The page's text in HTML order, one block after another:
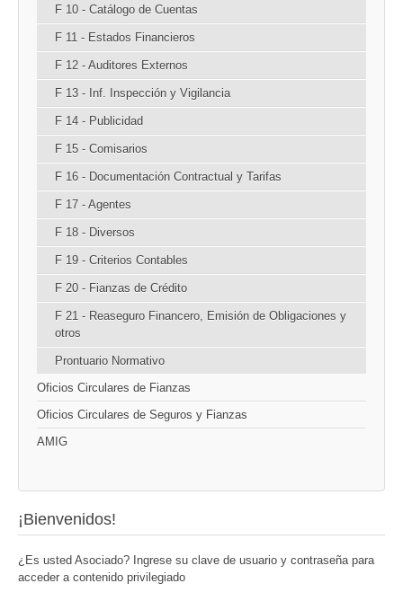
F 10 - Catálogo de Cuentas
F 11 - Estados Financieros
F 12 - Auditores Externos
F 13 - Inf. Inspección y Vigilancia
F 14 - Publicidad
F 15 - Comisarios
F 16 - Documentación Contractual y Tarifas
F 17 - Agentes
F 18 - Diversos
F 19 - Criterios Contables
F 20 - Fianzas de Crédito
F 21 - Reaseguro Financero, Emisión de Obligaciones y
otros
Prontuario Normativo
Oficios Circulares de Fianzas
Oficios Circulares de Seguros y Fianzas
AMIG
¡Bienvenidos!
¿Es usted Asociado? Ingrese su clave de usuario y contraseña para
acceder a contenido privilegiado